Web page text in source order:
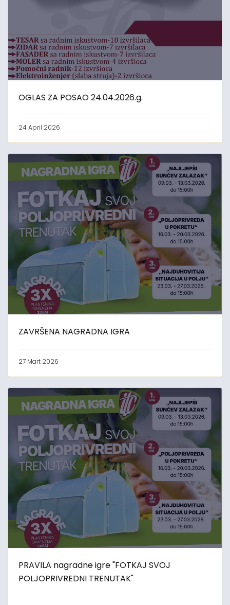
OGLAS ZA POSAO 24.04.2026.g.
24 April 2026
ZAVRŠENA NAGRADNA IGRA
27 Mart 2026
PRAVILA nagradne igre "FOTKAJ SVOJ
POLJOPRIVREDNI TRENUTAK"